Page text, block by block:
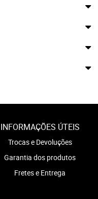
INFORMAÇÕES ÚTEIS
Trocas e Devoluções
Garantia dos produtos
Fretes e Entrega